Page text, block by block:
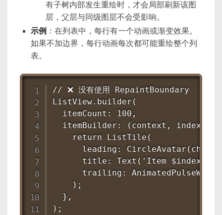
有子树内部发生重绘时，才会局部刷新该图
层，父层与同级图层不会受影响。
示例 ：在列表中，每行有一个动画或渐变效果。
如果不加边界，每行动画每次都可能重绘整个列
表。
// ❌ 没有使用 RepaintBoundary
ListView.builder(
  itemCount: 100,
  itemBuilder: (context, index) {
    return ListTile(
leading:
      title: Text('Item $index'),
trailing:
    );
  },
);